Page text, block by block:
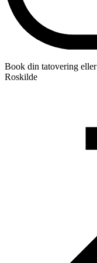
Book din tatovering
Roskilde